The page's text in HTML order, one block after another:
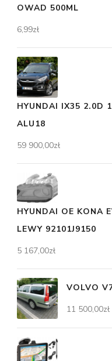
OWAD 500ML
6,99zł
HYUNDAI IX35 2.0D
ALU18
59 900,00zł
HYUNDAI OE KONA
LEWY 92101J9150
5 167,00zł
VOLVO
11 500,00zł